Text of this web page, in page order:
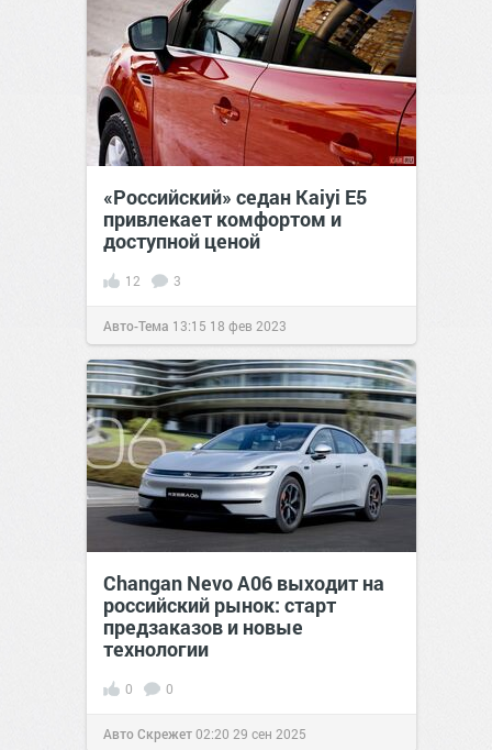
«Российский» седан Kaiyi E5
привлекает комфортом и
доступной ценой
12 3
Авто-Тема 13:15 18 фев 2023
Changan Nevo A06 выходит на
российский рынок: старт
предзаказов и новые
технологии
0 0
Авто Скрежет02:20 29 сен 2025